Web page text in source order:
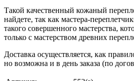
Такой качественный кожаный
найдете, так как мастера-
такого совершенного мастерства,
только с мастерством древних
Доставка осуществляется, как
но возможна и в день заказа (по